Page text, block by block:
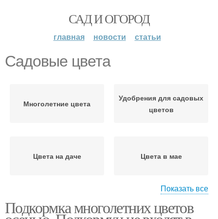
САД И ОГОРОД
главная новости статьи
Садовые цвета
Многолетние цвета
Удобрения для садовых
цветов
Цвета на даче Цвета в мае
цветами
Цветы в мае
Показать все
Подкормка многолетних цветов